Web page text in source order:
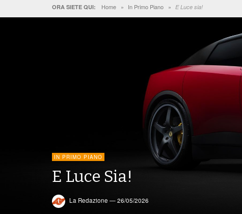
ORA SIETE QUI: Home » In Primo Piano » E Luce sia!
IN PRIMO PIANO
E Luce Sia!
La Redazione —26/05/2026